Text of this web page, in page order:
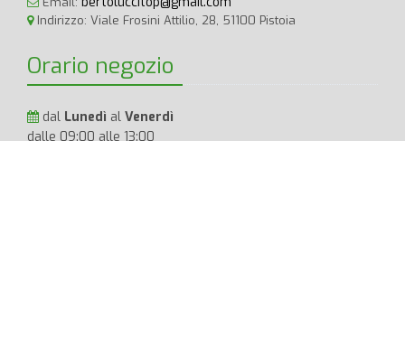
Indirizzo: Viale Frosini Attilio, 28, 51100 Pistoia
Orario negozio
dal Lunedì al Venerdì
dalle 09:00 alle 13:00